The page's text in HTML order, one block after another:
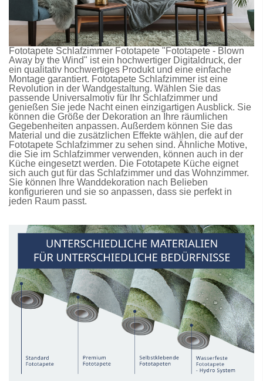
Fototapete Schlafzimmer Fototapete "Fototapete - Blown
Away by the Wind" ist ein hochwertiger Digitaldruck, der
ein qualitativ hochwertiges Produkt und eine einfache
Montage garantiert. Fototapete Schlafzimmer ist eine
Revolution in der Wandgestaltung. Wählen Sie das
passende Universalmotiv für Ihr Schlafzimmer und
genießen Sie jede Nacht einen einzigartigen Ausblick. Sie
können die Größe der Dekoration an Ihre räumlichen
Gegebenheiten anpassen. Außerdem können Sie das
Material und die zusätzlichen Effekte wählen, die auf der
Fototapete Schlafzimmer zu sehen sind. Ähnliche Motive,
die Sie im Schlafzimmer verwenden, können auch in der
Küche eingesetzt werden. Die Fototapete Küche eignet
sich auch gut für das Schlafzimmer und das Wohnzimmer.
Sie können Ihre Wanddekoration nach Belieben
konfigurieren und sie so anpassen, dass sie perfekt in
jeden Raum passt.